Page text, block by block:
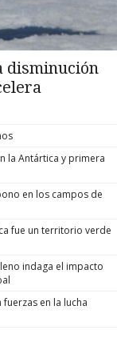
disminución
la Antártica y primera
en los campos de
fue un territorio verde
indaga el impacto
fuerzas en la lucha